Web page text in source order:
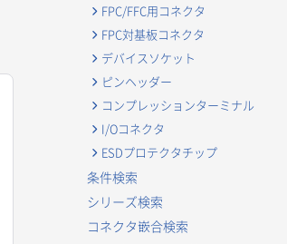
FPC/FFC用コネクタ
FPC対基板コネクタ
デバイスソケット
ピンヘッダー
コンプレッションターミナル
I/Oコネクタ
ESDプロテクタチップ
条件検索
シリーズ検索
コネクタ嵌合検索